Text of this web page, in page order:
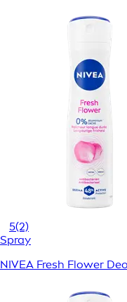
5(2)
Spray
NIVEA Fresh Flower